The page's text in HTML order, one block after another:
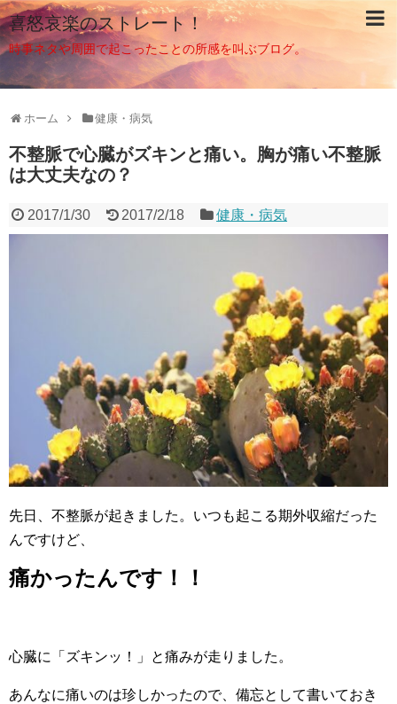
喜怒哀楽のストレート！
時事ネタや周囲で起こったことの所感を叫ぶブログ。
ホーム 健康・病気
不整脈で心臓がズキンと痛い。胸が痛い不整脈
は大丈夫なの？
2017/1/30 2017/2/18 健康・病気
先日、不整脈が起きました。いつも起こる期外収縮だった
んですけど、
痛かったんです！！
心臓に「ズキンッ！」と痛みが走りました。
あんなに痛いのは珍しかったので、備忘として書いておき